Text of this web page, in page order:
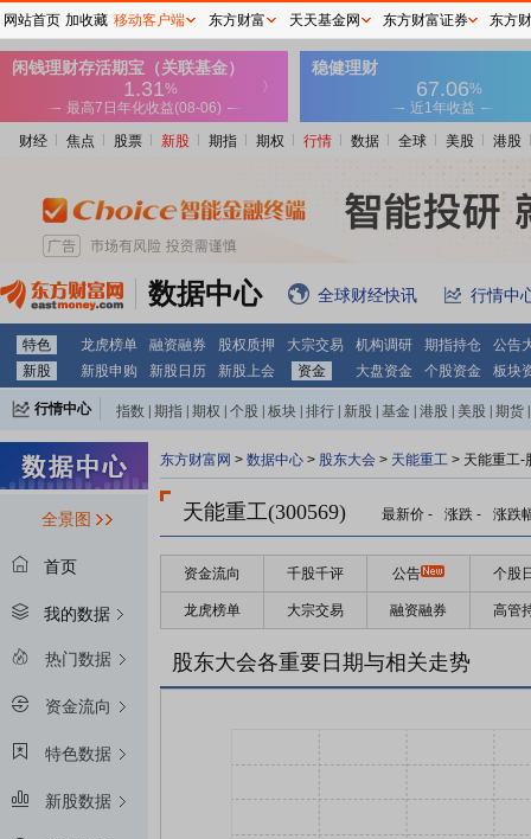
财经 焦点 股票 新股 期指 期权 行情 数据 全球 美股 港股
数据中心 全球财经快讯 行情中
特色 龙虎榜单 融资融券 股权质押 大宗交易 机构调研 期指持仓
公告
新股
新股申购 新股日历 新股上会 资金 大盘资金 个股资金 板块
行情中心 指数 期指 期权 个股 板块 排行 新股 基金 港股 美股 期货
全景图
首页
我的数据
热门数据
资金流向
特色数据
新股数据
东方财富网 > 数据中心 > 股东大会 > 天能重工 > 天能重工-
天能重工(300569) 最新价 - 涨跌 - 涨跌
资金流向 千股千评 公告 个股
龙虎榜单 大宗交易 融资融券 高管
股东大会各重要日期与相关走势
网站首页 加收藏 移动客户端 东方财富 天天基金网 东方财富证券 东方